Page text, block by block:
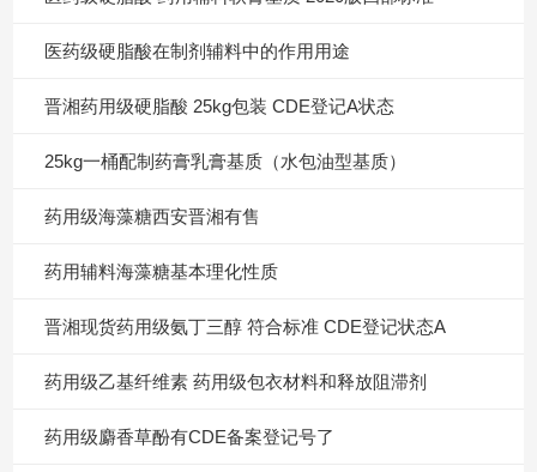
医药级硬脂酸在制剂辅料中的作用用途
晋湘药用级硬脂酸 25kg包装 CDE登记A状态
25kg一桶配制药膏乳膏基质（水包油型基质）
药用级海藻糖西安晋湘有售
药用辅料海藻糖基本理化性质
晋湘现货药用级氨丁三醇 符合标准 CDE登记状态A
药用级乙基纤维素 药用级包衣材料和释放阻滞剂
药用级麝香草酚有CDE备案登记号了